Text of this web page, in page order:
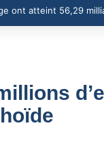
ont atteint 56,29